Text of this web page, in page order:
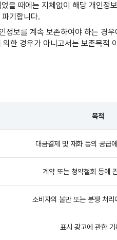
때에는 지체없이 해당 개인정보
기합니다.
보를 계속 보존하여야 하는 경
한 경우가 아니고서는 보존목적
목적
대금결제 및 재화 등의 공급
계약 또는 청약철회 등에
소비자의 불만 또는 분쟁 처
표시 광고에 관한